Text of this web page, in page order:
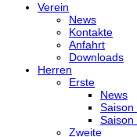
Verein
News
Kontakte
Anfahrt
Downloads
Herren
Erste
News
Saison
Saison
Zweite